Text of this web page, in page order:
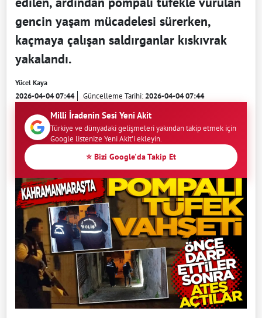
gencin yaşam mücadelesi sürerken,
kaçmaya çalışan saldırganlar kıskıvrak
yakalandı.
Yücel Kaya
2026-04-04 07:44 Güncelleme Tarihi:2026-04-04 07:44
Milli İradenin Sesi Yeni Akit
Türkiye ve dünyadaki gelişmeleri yakından takip etmek için
Google listenize Yeni Akit'i ekleyin.
⭐ Bizi Google'da Takip Et